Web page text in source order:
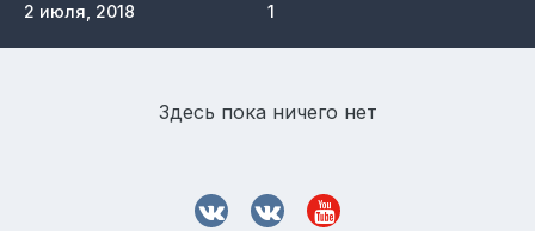
2 июля, 2018 1
Здесь пока ничего нет